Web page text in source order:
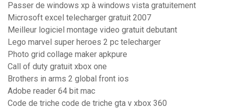
Passer de windows xp à windows vista gratuitement
Microsoft excel telecharger gratuit 2007
Meilleur logiciel montage video gratuit debutant
Lego marvel super heroes 2 pc telecharger
Photo grid collage maker apkpure
Call of duty gratuit xbox one
Brothers in arms 2 global front ios
Adobe reader 64 bit mac
Code de triche code de triche gta v xbox 360